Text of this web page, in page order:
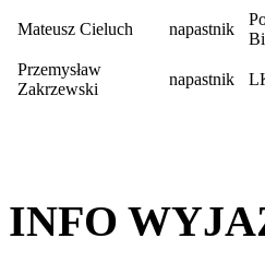
Mateusz Cieluch napastnik
Przemysław
Zakrzewski
napastnik
INFO